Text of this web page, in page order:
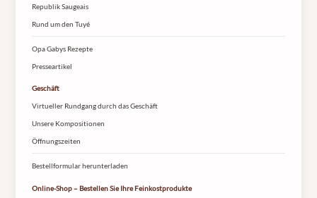
Republik Saugeais
Rund um den Tuyé
Opa Gabys Rezepte
Presseartikel
Geschäft
Virtueller Rundgang durch das Geschäft
Unsere Kompositionen
Öffnungszeiten
Bestellformular herunterladen
Online-Shop – Bestellen Sie Ihre Feinkostprodukte